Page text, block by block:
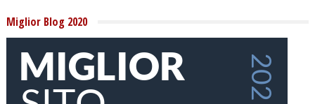
Miglior Blog 2020